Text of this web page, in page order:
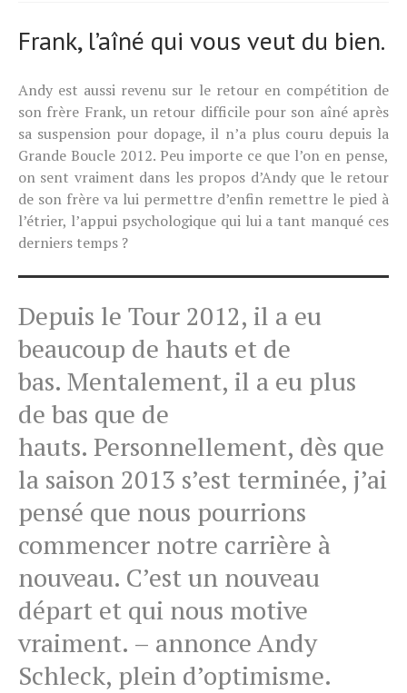
Frank, l’aîné qui vous veut du bien.
Andy est aussi revenu sur le retour en compétition de
son frère Frank, un retour difficile pour son aîné après
sa suspension pour dopage, il n’a plus couru depuis la
Grande Boucle 2012. Peu importe ce que l’on en pense,
on sent vraiment dans les propos d’Andy que le retour
de son frère va lui permettre d’enfin remettre le pied à
l’étrier, l’appui psychologique qui lui a tant manqué ces
derniers temps ?
Depuis le Tour 2012, il a eu
beaucoup de hauts et de
bas. Mentalement, il a eu plus
de bas que de
hauts. Personnellement, dès que
la saison 2013 s’est terminée, j’ai
pensé que nous pourrions
commencer notre carrière à
nouveau. C’est un nouveau
départ et qui nous motive
vraiment. – annonce Andy
Schleck, plein d’optimisme.